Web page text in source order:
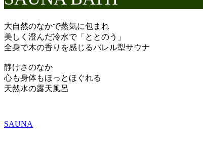
大自然のなかで蒸気に包まれ
美しく澄んだ冷水で「ととのう」
全身で木の香りを感じるバレル型サウナ
静けさのなか
心も身体もほっとほぐれる
天然水の露天風呂
SAUNA